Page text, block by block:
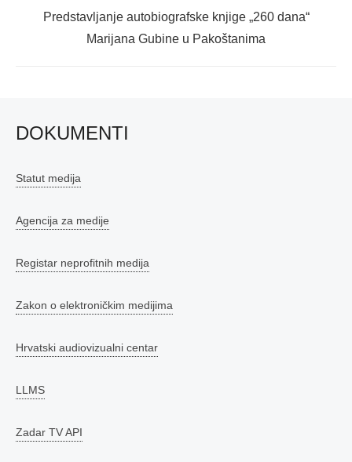
NextPredstavljanje autobiografske knjige „260 dana“
Marijana Gubine u Pakoštanima
DOKUMENTI
Statut medija
Agencija za medije
Registar neprofitnih medija
Zakon o elektroničkim medijima
Hrvatski audiovizualni centar
LLMS
Zadar TV API